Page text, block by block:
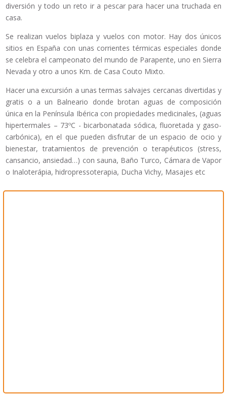
diversión y todo un reto ir a pescar para hacer una truchada en
casa.
Se realizan vuelos biplaza y vuelos con motor. Hay dos únicos
sitios en España con unas corrientes térmicas especiales donde
se celebra el campeonato del mundo de Parapente, uno en Sierra
Nevada y otro a unos Km. de Casa Couto Mixto.
Hacer una excursión a unas termas salvajes cercanas divertidas y
gratis o a un Balneario donde brotan aguas de composición
única en la Península Ibérica con propiedades medicinales, (aguas
hipertermales – 73ºC - bicarbonatada sódica, fluoretada y gaso-
carbónica), en el que pueden disfrutar de un espacio de ocio y
bienestar, tratamientos de prevención o terapéuticos (stress,
cansancio, ansiedad…) con sauna, Baño Turco, Cámara de Vapor
o Inaloterápia, hidropressoterapia, Ducha Vichy, Masajes etc